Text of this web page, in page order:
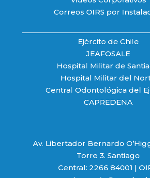
Correos OIRS por
Ejército de Chile
JEAFOSALE
Hospital Militar de
Hospital Militar del
Central Odontológica del
CAPREDENA
Av. Libertador Bernardo
Torre 3. Santiago
Central: 2266 84001 |